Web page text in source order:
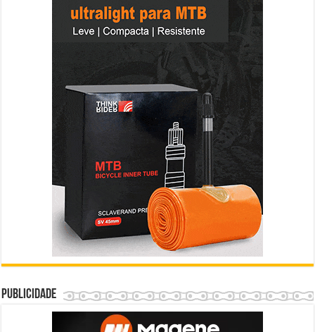
Publicidade